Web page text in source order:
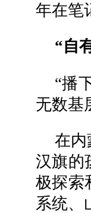
年在笔
“自
“播
无数基
在内
汉旗的
极探索
系统、